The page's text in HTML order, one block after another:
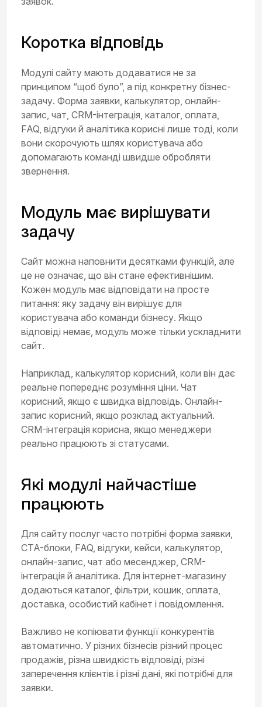
Коротка відповідь
Модулі сайту мають додаватися не за
принципом “щоб було”, а під конкретну бізнес-
задачу. Форма заявки, калькулятор, онлайн-
запис, чат, CRM-інтеграція, каталог, оплата,
FAQ, відгуки й аналітика корисні лише тоді, коли
вони скорочують шлях користувача або
допомагають команді швидше обробляти
звернення.
Модуль має вирішувати
задачу
Сайт можна наповнити десятками функцій, але
це не означає, що він стане ефективнішим.
Кожен модуль має відповідати на просте
питання: яку задачу він вирішує для
користувача або команди бізнесу. Якщо
відповіді немає, модуль може тільки ускладнити
сайт.
Наприклад, калькулятор корисний, коли він дає
реальне попереднє розуміння ціни. Чат
корисний, якщо є швидка відповідь. Онлайн-
запис корисний, якщо розклад актуальний.
CRM-інтеграція корисна, якщо менеджери
реально працюють зі статусами.
Які модулі найчастіше
працюють
Для сайту послуг часто потрібні форма заявки,
CTA-блоки, FAQ, відгуки, кейси, калькулятор,
онлайн-запис, чат або месенджер, CRM-
інтеграція й аналітика. Для інтернет-магазину
додаються каталог, фільтри, кошик, оплата,
доставка, особистий кабінет і повідомлення.
Важливо не копіювати функції конкурентів
автоматично. У різних бізнесів різний процес
продажів, різна швидкість відповіді, різні
заперечення клієнтів і різні дані, які потрібні для
заявки.